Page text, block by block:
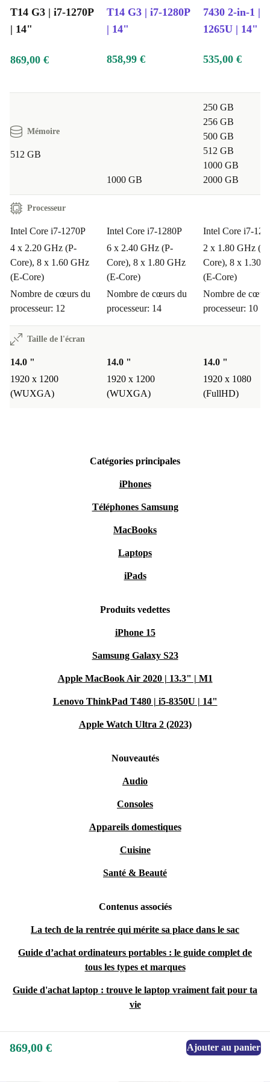
T14 G3 | i7-1270P
| 14"
T14 G3 | i7-1280P
| 14"
7430 2-in-1 |
1265U | 14"
869,00 € 858,99 € 535,00 €
Mémoire
512 GB
1000 GB
250 GB
256 GB
500 GB
512 GB
1000 GB
2000 GB
Processeur
Intel Core i7-1270P
4 x 2.20 GHz (P-
Core), 8 x 1.60 GHz
(E-Core)
Nombre de cœurs du
processeur: 12
Intel Core i7-1280P
6 x 2.40 GHz (P-
Core), 8 x 1.80 GHz
(E-Core)
Nombre de cœurs du
processeur: 14
Intel Core i7-
2 x 1.80 GHz (P-
Core), 8 x 1.30
(E-Core)
Nombre de
processeur: 10
Taille de l'écran
14.0 "
1920 x 1200
(WUXGA)
14.0 "
1920 x 1200
(WUXGA)
14.0 "
1920 x 1080
(FullHD)
Catégories principales
iPhones
Téléphones Samsung
MacBooks
Laptops
iPads
Produits vedettes
iPhone 15
Samsung Galaxy S23
Apple MacBook Air 2020 | 13.3" | M1
Lenovo ThinkPad T480 | i5-8350U | 14"
Apple Watch Ultra 2 (2023)
Nouveautés
Audio
Consoles
Appareils domestiques
Cuisine
Santé & Beauté
Contenus associés
La tech de la rentrée qui mérite sa place dans le sac
Guide d’achat ordinateurs portables : le guide complet de
tous les types et marques
Guide d'achat laptop : trouve le laptop vraiment fait pour ta
vie
869,00 € Ajouter au panier